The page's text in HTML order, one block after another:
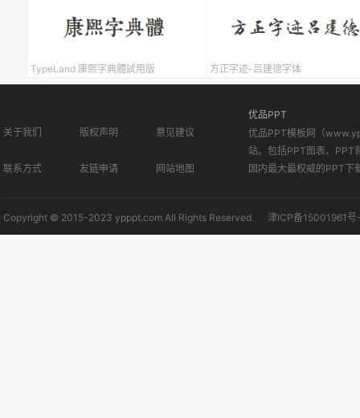
TypeLand 康熙字典體試用版 方正字迹-吕建德字体
关于我们 版权声明 意见建议
联系方式 友链申请 网站地图
优品PPT
优品PPT模板网（
站。包括PPT图表、PPT
国内最大最权威的PPT下
Copyright © 2015-2023 ypppt.com All Rights Reserved. 津ICP备15001961号